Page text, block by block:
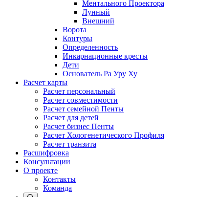
Ментального Проектора
Лунный
Внешний
Ворота
Контуры
Определенность
Инкарнационные кресты
Дети
Основатель Ра Уру Ху
Расчет карты
Расчет персональный
Расчет совместимости
Расчет семейной Пенты
Расчет для детей
Расчет бизнес Пенты
Расчет Хологенетического Профиля
Расчет транзита
Расшифровка
Консультации
О проекте
Контакты
Команда